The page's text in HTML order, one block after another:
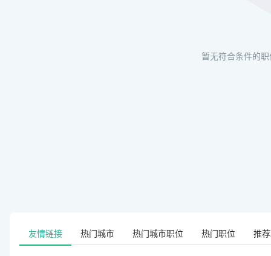
暂无符合条件的
友情链接 热门城市 热门城市职位 热门职位 推